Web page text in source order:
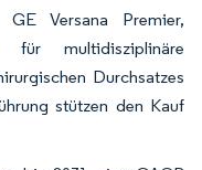
GE Versana Premier,
für multidisziplinäre
Durchsatzes
stützen den Kauf